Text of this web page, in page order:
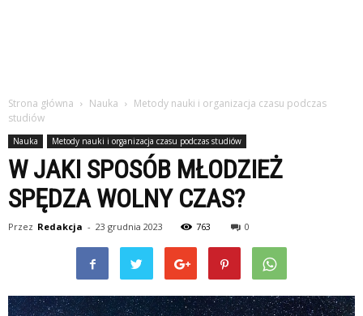
Strona główna Nauka
Metody nauki i organizacja czasu podczas
studiów
Nauka Metody nauki i organizacja czasu podczas studiów
W JAKI SPOSÓB MŁODZIEŻ
SPĘDZA WOLNY CZAS?
Przez Redakcja - 23 grudnia 2023 763 0